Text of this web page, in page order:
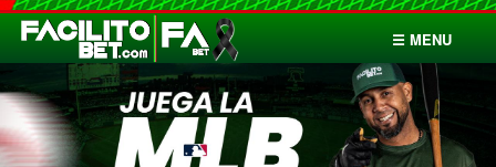
☰ MENU
Inicio
Apuestas